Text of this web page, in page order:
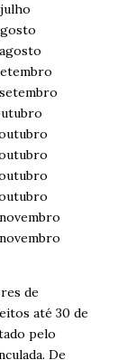
de
até 30 de
pelo
De